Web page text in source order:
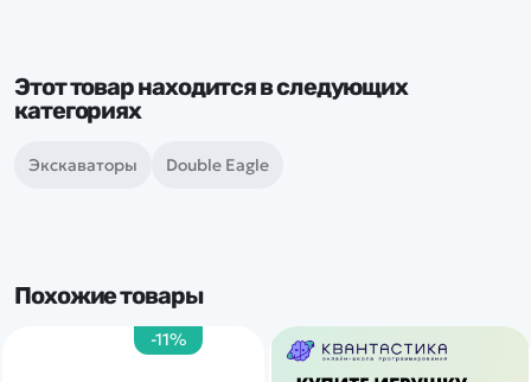
Этот товар находится в следующих
категориях
Экскаваторы Double Eagle
Похожие товары
-11%